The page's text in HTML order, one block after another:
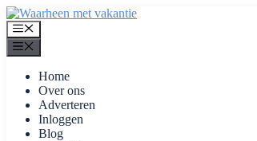
Ga
naar
de
inhoud
Menu
Home
Over ons
Adverteren
Inloggen
Blog